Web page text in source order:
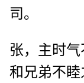
司。
张，主时
和兄弟不睦